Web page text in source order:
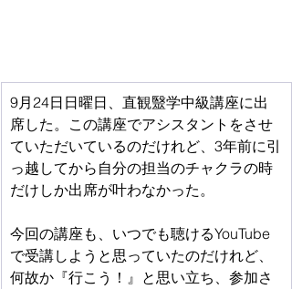
9月24日日曜日、直観毉学中級講座に出
席した。この講座でアシスタントをさせ
ていただいているのだけれど、3年前に引
っ越してから自分の担当のチャクラの時
だけしか出席が叶わなかった。
今回の講座も、いつでも聴けるYouTube
で受講しようと思っていたのだけれど、
何故か『行こう！』と思い立ち、参加さ